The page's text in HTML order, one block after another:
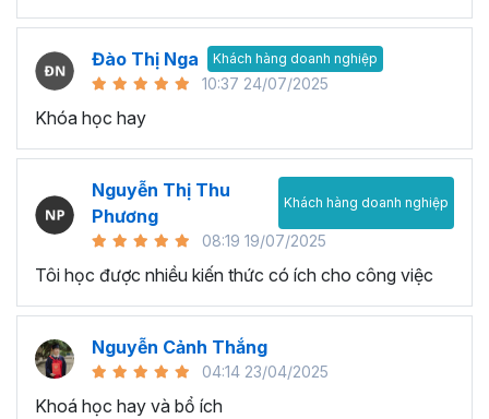
Đào Thị Nga Khách hàng doanh nghiệp
10:37 24/07/2025
Khóa học hay
Nguyễn Thị Thu
Phương
Khách hàng doanh nghiệp
08:19 19/07/2025
Tôi học được nhiều kiến thức có ích cho công việc
Nguyễn Cảnh Thắng
04:14 23/04/2025
Khoá học hay và bổ ích